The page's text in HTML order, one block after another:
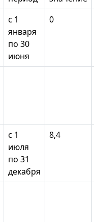
с 1
января
по 30
июня
0
с 1
июля
по 31
декабря
8,4